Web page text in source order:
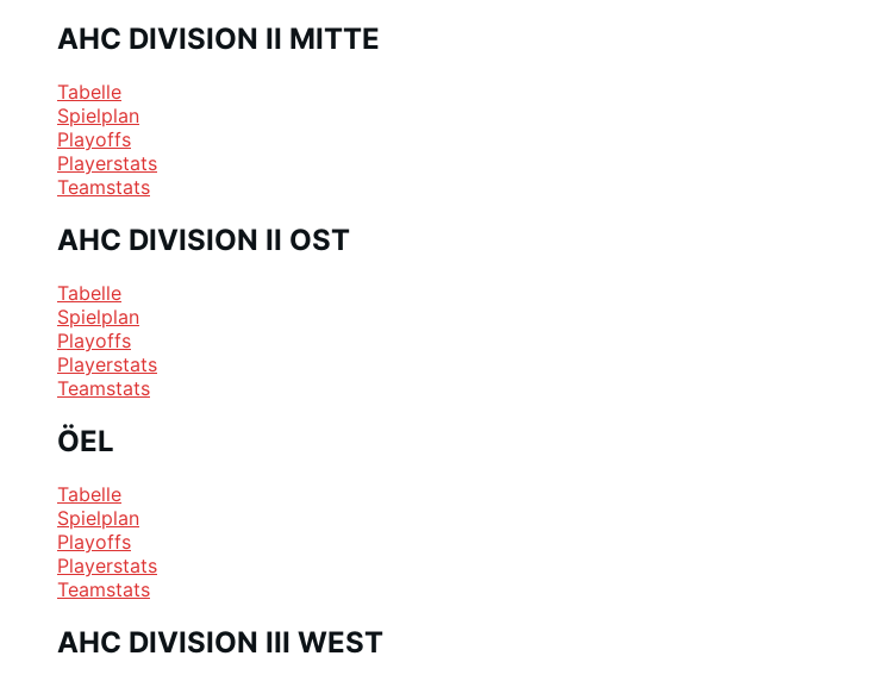
AHC DIVISION II MITTE
Tabelle
Spielplan
Playoffs
Playerstats
Teamstats
AHC DIVISION II OST
Tabelle
Spielplan
Playoffs
Playerstats
Teamstats
ÖEL
Tabelle
Spielplan
Playoffs
Playerstats
Teamstats
AHC DIVISION III WEST